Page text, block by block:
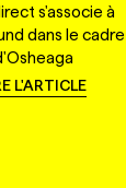
s'associe à
dans le cadre
L'ARTICLE